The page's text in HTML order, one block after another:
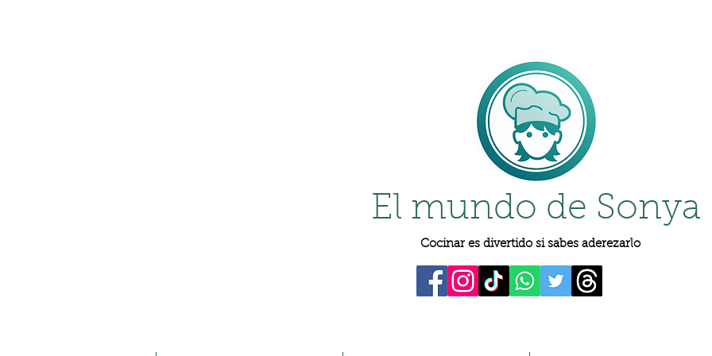
El mundo de Sonya
Cocinar es divertido si sabes aderezarlo